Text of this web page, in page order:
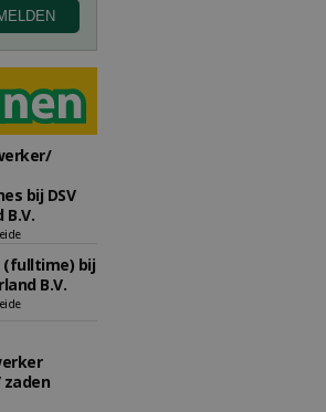
bij DSV
B.V.
(fulltime) bij
B.V.
zaden